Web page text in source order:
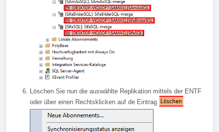
Löschen Sie nun die auswählte Replikation mittels der ENTF
oder über einen Rechtsklicken auf de Eintrag
.